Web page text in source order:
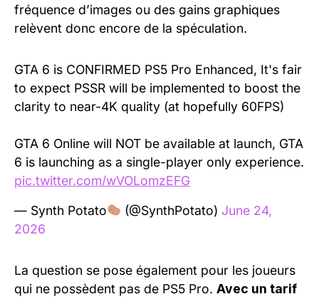
fréquence d’images ou des gains graphiques
relèvent donc encore de la spéculation.
GTA 6 is CONFIRMED PS5 Pro Enhanced, It's fair
to expect PSSR will be implemented to boost the
clarity to near-4K quality (at hopefully 60FPS)
GTA 6 Online will NOT be available at launch, GTA
6 is launching as a single-player only experience.
pic.twitter.com/wVOLomzEFG
— Synth Potato
(@SynthPotato) June 24,
2026
La question se pose également pour les joueurs
qui ne possèdent pas de PS5 Pro. Avec un tarif